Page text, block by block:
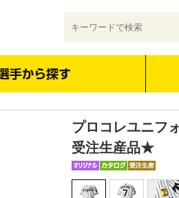
プロコレユニフ
受注生産品★